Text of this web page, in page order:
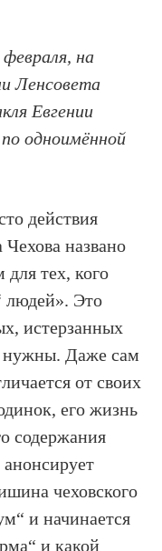
на
Ленсовета
Евгении
одноимённой
действия
Чехова названо
тех, кого
людей». Это
истерзанных
нужны. Даже сам
от своих
его жизнь
содержания
чеховского
и начинается
и какой